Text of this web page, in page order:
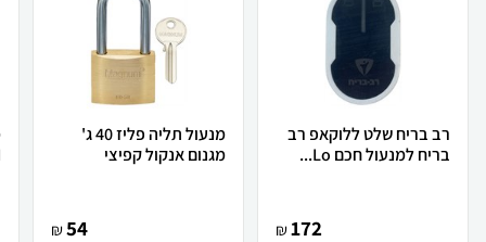
רב בריח שלט ללוקאפ רב
בריח למנעול חכם Lo...
172
₪
מנעול תליה פליז 40 ג'
מגנום אנקול קפיצי
54
₪